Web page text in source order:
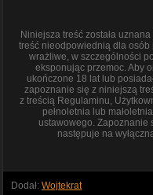
Niniejsza treść została
treść nieodpowiednią dla osób
wrażliwe, w szczególności
eksponując przemoc. Aby
ukończone 18 lat lub
zapoznanie się z niniejszą
z treścią Regulaminu,
pełnoletnia lub
ustawowego. Zapoznanie
następuje na
Dodał: Wojtekrat